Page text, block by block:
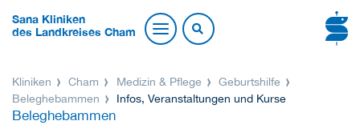
Sana Kliniken
des Landkreises Cham
Kliniken Cham Medizin & Pflege
Geburtshilfe
Beleghebammen
Infos, Veranstaltungen und Kurse
Beleghebammen